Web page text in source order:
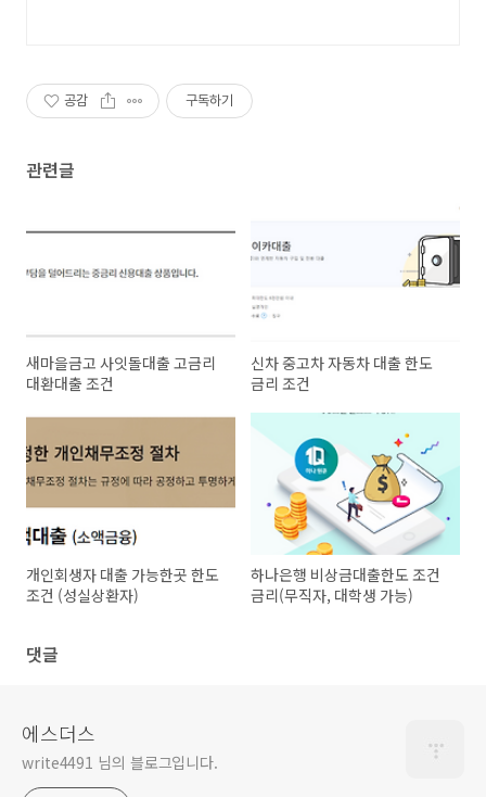
공감 구독하기
관련글
새마을금고 사잇돌대출 고금리
대환대출 조건
신차 중고차 자동차 대출 한도
금리 조건
개인회생자 대출 가능한곳 한도
조건 (성실상환자)
하나은행 비상금대출한도 조건
금리(무직자, 대학생 가능)
댓글
에스더스
write4491 님의 블로그입니다.